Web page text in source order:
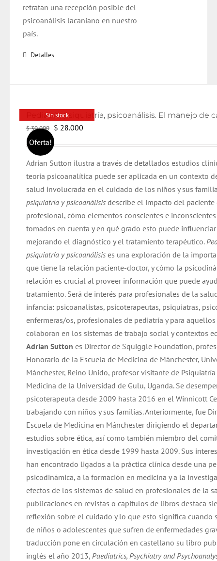
retratan una recepción posible del
psicoanálisis lacaniano en nuestro
país.
Detalles
Sin stock
Oferta!
$30.000
El
precio
era:
$ 30.000.
$ 28.000El
es:
$ 28.000.
Adrian Sutton ilustra a través de detallados estudios
teoría psicoanalítica puede ser aplicada en un contexto
salud involucrada en el cuidado de los niños y sus
psiquiatría y psicoanálisisdescribe el impacto del paciente
profesional, cómo elementos conscientes e
tomados en cuenta y en qué grado esto puede
mejorando el diagnóstico y el tratamiento terapéutico.
psiquiatría y psicoanálisis es una exploración de la
que tiene la relación paciente-doctor, y cómo la
relación es crucial al proveer información que puede
tratamiento. Será de interés para profesionales de la
infancia: psicoanalistas, psicoterapeutas, psiquiatras,
enfermeras/os, profesionales de pediatría y para
colaboran en los sistemas de trabajo social y contextos
Adrian Sutton es Director de Squiggle Foundation,
Honorario de la Escuela de Medicina de Mánchester,
Mánchester, Reino Unido, profesor visitante de
Medicina de la Universidad de Gulu, Uganda. Se
psicoterapeuta desde 2009 hasta 2016 en el Winnicott
trabajando con niños y sus familias. Anteriormente, fue
Escuela de Medicina en Mánchester dirigiendo el
estudios sobre ética, así como también miembro del
investigación en ética desde 1999 hasta 2009. Sus
han encontrado ligados a la práctica clínica desde una
psicodinámica, a la formación en medicina y a la
efectos de los sistemas de salud en profesionales de la
publicaciones en revistas o capítulos de libros destaca
reflexión sobre el cuidado y lo que esto significa cuando
de niños o adolescentes que sufren de enfermedades
traducción pone en circulación en castellano su libro
inglés el año 2013, Paediatrics, Psychiatry and